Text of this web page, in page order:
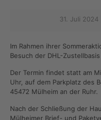
31. Juli
Im Rahmen ihrer
Besuch der DHL-
Der Termin findet statt am
Uhr, auf dem Parkplatz des
45472 Mülheim an der Ruhr.
Nach der Schließung der
Mülheimer Brief- und